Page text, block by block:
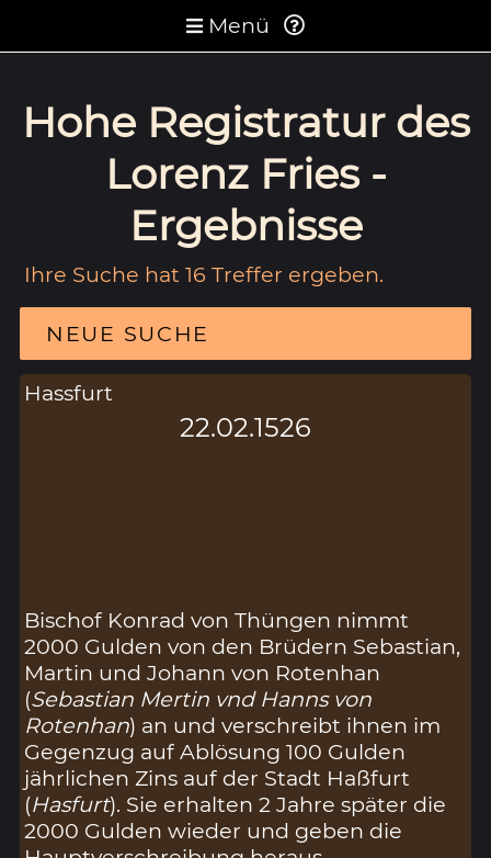
Menü
Hohe Registratur des
Lorenz Fries -
Ergebnisse
Ihre Suche hat 16 Treffer ergeben.
NEUE SUCHE
Hassfurt
22.02.1526
Bischof Konrad von Thüngen nimmt
2000 Gulden von den Brüdern Sebastian,
Martin und Johann von Rotenhan
(Sebastian Mertin vnd Hanns von
Rotenhan) an und verschreibt ihnen im
Gegenzug auf Ablösung 100 Gulden
jährlichen Zins auf der Stadt Haßfurt
(Hasfurt). Sie erhalten 2 Jahre später die
2000 Gulden wieder und geben die